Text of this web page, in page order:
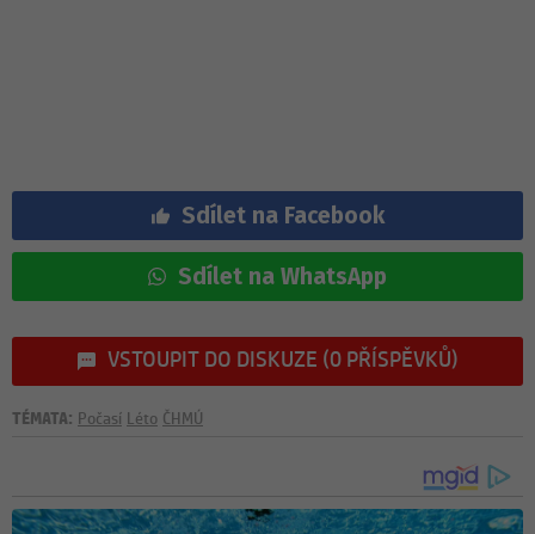
Sdílet na Facebook
Sdílet na WhatsApp
VSTOUPIT DO DISKUZE (0 PŘÍSPĚVKŮ)
TÉMATA: Počasí Léto ČHMÚ